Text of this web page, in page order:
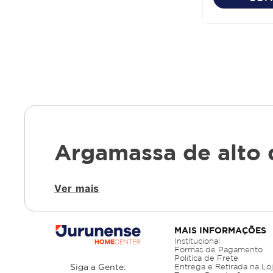
Argamassa de alto
A qualidade da argamassa influencia
curadoria técnica voltada à confiabilidade
Argamassa quartzolit
Ver mais
Siga a Gente:
MAIS INFORMAÇÕES
Institucional
Formas de Pagamento
Política de Frete
Entrega e Retirada na